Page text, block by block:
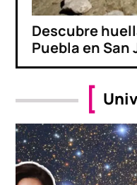
Descubre
Puebla en San